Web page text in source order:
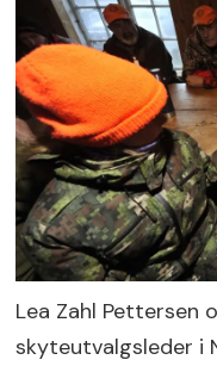
Lea Zahl Pettersen
skyteutvalgsleder i